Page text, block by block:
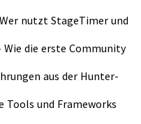
nutzt StageTimer und
Wie die erste Community
aus der Hunter-
Tools und Frameworks